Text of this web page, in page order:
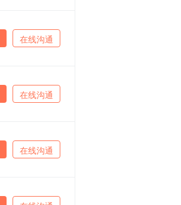
在线沟通
在线沟通
在线沟通